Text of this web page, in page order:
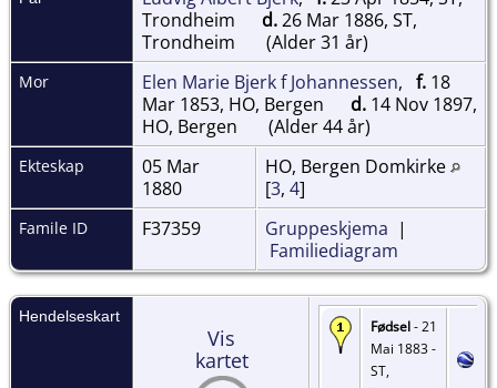
Trondheim
d.26 Mar 1886, ST,
Trondheim
(Alder 31 år)
Mor Elen Marie Bjerk f Johannessen, f. 18
Mar 1853, HO, Bergen
d. 14 Nov 1897,
HO, Bergen
(Alder 44 år)
Ekteskap
05 Mar
1880
HO, Bergen Domkirke
[3, 4]
Famile ID F37359 Gruppeskjema |
Familiediagram
Hendelseskart
Vis
kartet
Fødsel- 21
Mai 1883 -
ST,